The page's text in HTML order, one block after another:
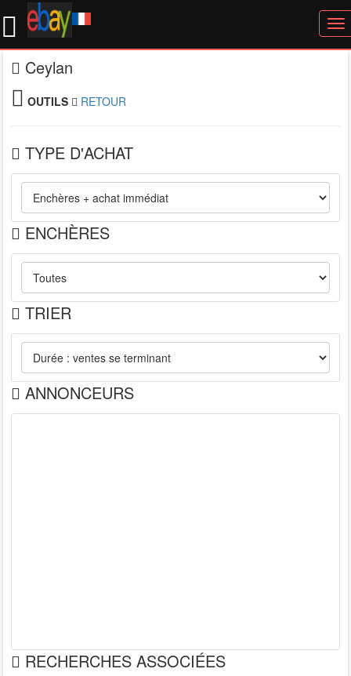
Ceylan
OUTILS RETOUR
TYPE D'ACHAT
ENCHÈRES
TRIER
ANNONCEURS
RECHERCHES ASSOCIÉES